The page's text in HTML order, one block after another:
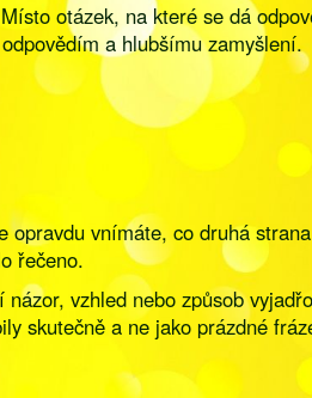
otázek, na které se dá
a hlubšímu zamyšlení.
opravdu vnímáte, co druhá
řečeno.
vzhled nebo způsob
skutečně a ne jako prázdné